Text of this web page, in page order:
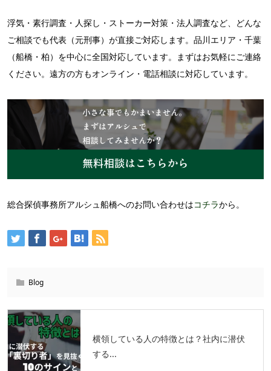
浮気・素行調査・人探し・ストーカー対策・法人調査など、どんな
ご相談でも代表（元刑事）が直接ご対応します。品川エリア・千葉
（船橋・柏）を中心に全国対応しています。まずはお気軽にご連絡
ください。遠方の方もオンライン・電話相談に対応しています。
総合探偵事務所アルシュ船橋へのお問い合わせはコチラから。
Blog
横領している人の特徴とは？社内に潜伏
する...